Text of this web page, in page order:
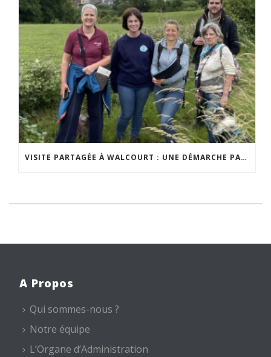
VISITE PARTAGÉE À WALCOURT : UNE DÉMARCHE PARTICIPATIVE ANIMÉE PAR ESPACE ENVIRONNEMENT
A Propos
Qui sommes-nous ?
Notre équipe
L’Organe d’Administration